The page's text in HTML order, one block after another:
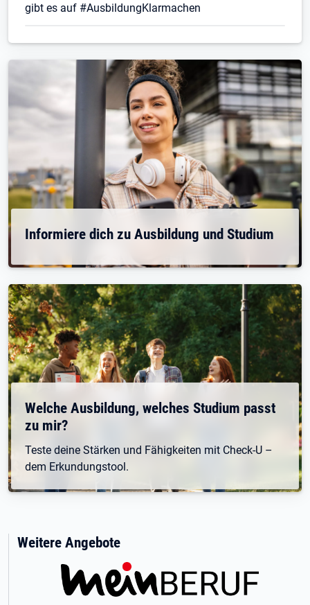
gibt es auf #AusbildungKlarmachen
Informiere dich zu Ausbildung und Studium
Welche Ausbildung, welches Studium passt
zu mir?
Teste deine Stärken und Fähigkeiten mit Check-U –
dem Erkundungstool.
Weitere Angebote